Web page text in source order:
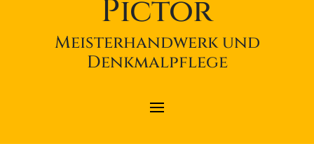
Pictor
Meisterhandwerk und
Denkmalpflege